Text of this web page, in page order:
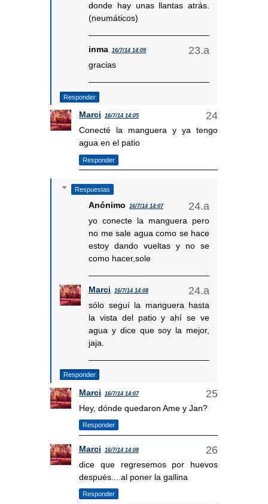
donde hay unas llantas atrás.
(neumáticos)
inma 16/7/14 14:09
gracias
Responder
Marci 16/7/14 14:05
Conecté la manguera y ya tengo
agua en el patio
Responder
Respuestas
Anónimo 16/7/14 14:07
yo conecte la manguera pero
no me sale agua como se hace
estoy dando vueltas y no se
como hacer,sole
Marci 16/7/14 14:08
sólo seguí la manguera hasta
la vista del patio y ahí se ve
agua y dice que soy la mejor,
jaja.
Responder
Marci 16/7/14 14:07
Hey, dónde quedaron Ame y Jan?
Responder
Marci 16/7/14 14:08
dice que regresemos por huevos
después....al poner la gallina
Responder